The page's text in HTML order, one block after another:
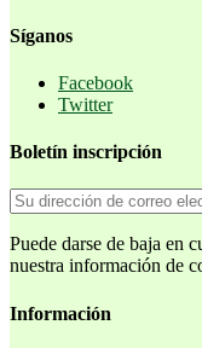
Síganos
Facebook
Twitter
Boletín inscripción
Puede darse de baja en
nuestra información de
Información